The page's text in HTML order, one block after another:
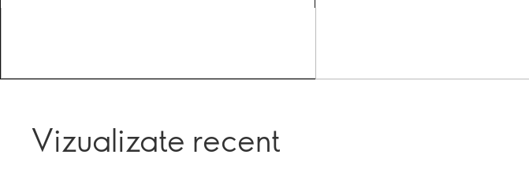
Vizualizate recent